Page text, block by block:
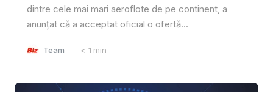
dintre cele mai mari aeroflote de pe continent, a
anunțat că a acceptat oficial o ofertă...
Team < 1 min